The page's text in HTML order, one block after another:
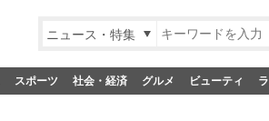
ニュース・特集
スポーツ 社会・経済 グルメ ビューティ